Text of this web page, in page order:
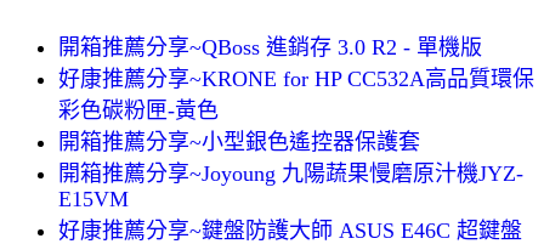
開箱推薦分享~QBoss 進銷存 3.0 R2 - 單機版
好康推薦分享~KRONE for HP CC532A高品質環保
彩色碳粉匣-黃色
開箱推薦分享~小型銀色遙控器保護套
開箱推薦分享~Joyoung 九陽蔬果慢磨原汁機JYZ-
E15VM
好康推薦分享~鍵盤防護大師 ASUS E46C 超鍵盤